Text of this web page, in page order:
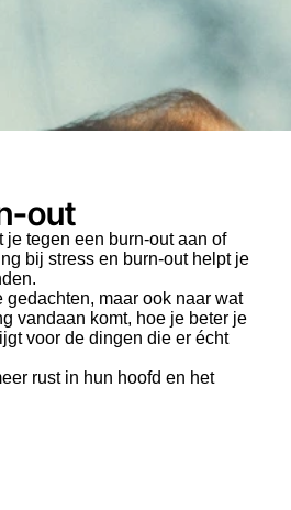
out
tegen een burn-out aan of
bij stress en burn-out helpt je
maar ook naar wat
vandaan komt, hoe je beter je
voor de dingen die er écht
rust in hun hoofd en het